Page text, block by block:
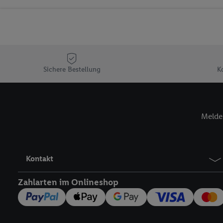
Sichere Bestellung
Kontakt
Zahlarten im Onlineshop
Sofern Sie hier Ihre
Plus-Konto einloggen,
zu erstellen (die
können, um Sie in
Hierzu wird von uns
Zudem erlauben Sie
den Lidl-Diensten
Wenn das der Fall ist,
Kundenkonto-
Insbesondere können
Nutzung der Utiq-
widerrufen - jederzeit
Telekommunikations-